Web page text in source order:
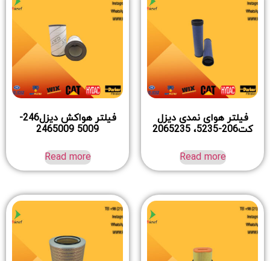
فیلتر هوای نمدی دیزل
کت206-5235، 2065235
Read more
فیلتر هواکش دیزل246-
5009 2465009
Read more